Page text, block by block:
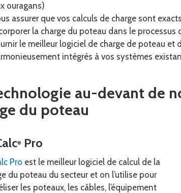
ouragans)
assurer que vos calculs de charge sont
la charge du poteau dans le processus
le meilleur logiciel de charge de poteau
intégrés à vos systèmes
au-devant de
du poteau
® Pro
Pro est le meilleur logiciel de calcul de la
du poteau du secteur et on l’utilise pour
les poteaux, les câbles, l’équipement